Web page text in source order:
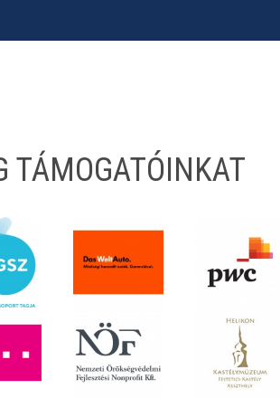
TÁMOGATÓINKAT